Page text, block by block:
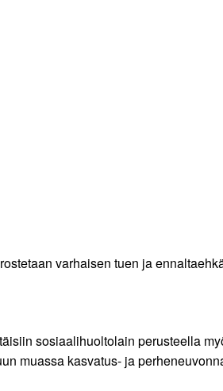
varhaisen tuen ja
sosiaalihuoltolain perusteella
muassa kasvatus- ja